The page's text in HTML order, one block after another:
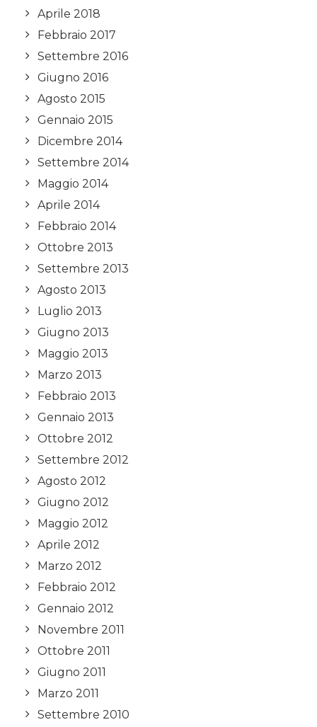
Aprile 2018
Febbraio 2017
Settembre 2016
Giugno 2016
Agosto 2015
Gennaio 2015
Dicembre 2014
Settembre 2014
Maggio 2014
Aprile 2014
Febbraio 2014
Ottobre 2013
Settembre 2013
Agosto 2013
Luglio 2013
Giugno 2013
Maggio 2013
Marzo 2013
Febbraio 2013
Gennaio 2013
Ottobre 2012
Settembre 2012
Agosto 2012
Giugno 2012
Maggio 2012
Aprile 2012
Marzo 2012
Febbraio 2012
Gennaio 2012
Novembre 2011
Ottobre 2011
Giugno 2011
Marzo 2011
Settembre 2010